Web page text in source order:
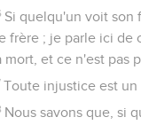
Si quelqu'un voit son
frère ; je parle ici de
mort, et ce n'est pas
Toute injustice est un
Nous savons que, si